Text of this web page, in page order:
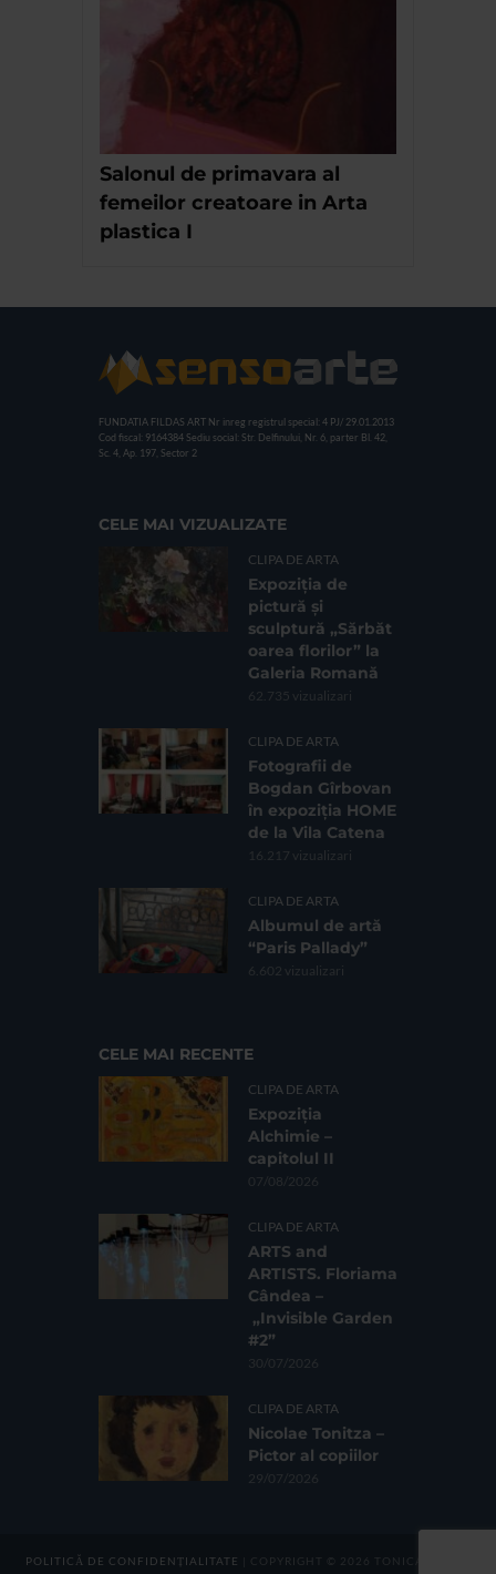
Salonul de primavara al
femeilor creatoare in Arta
plastica I
FUNDATIA FILDAS ART Nr inreg registrul special: 4 PJ/ 29.01.2013
Cod fiscal: 9164384 Sediu social: Str. Delfinului, Nr. 6, parter Bl. 42,
Sc. 4, Ap. 197, Sector 2
CELE MAI VIZUALIZATE
CLIPA DE ARTA
Expoziția de
pictură și
sculptură „Sărbăt
oarea florilor” la
Galeria Romană
62.735 vizualizari
CLIPA DE ARTA
Fotografii de
Bogdan Gîrbovan
în expoziția HOME
de la Vila Catena
16.217 vizualizari
CLIPA DE ARTA
Albumul de artă
“Paris Pallady”
6.602 vizualizari
CELE MAI RECENTE
CLIPA DE ARTA
Expoziția
Alchimie –
capitolul II
07/08/2026
CLIPA DE ARTA
ARTS and
ARTISTS. Floriama
Cândea –
„Invisible Garden
#2”
30/07/2026
CLIPA DE ARTA
Nicolae Tonitza –
Pictor al copiilor
29/07/2026
POLITICĂ DE CONFIDENȚIALITATE | COPYRIGHT © 2026 TONICA GROUP